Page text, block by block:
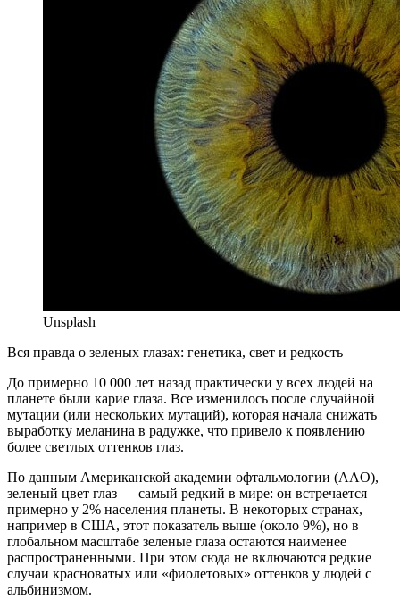
Unsplash
Вся правда о зеленых глазах: генетика, свет и редкость
До примерно 10 000 лет назад практически у всех людей на
планете были карие глаза. Все изменилось после случайной
мутации (или нескольких мутаций), которая начала снижать
выработку меланина в радужке, что привело к появлению
более светлых оттенков глаз.
По данным Американской академии офтальмологии (AAO),
зеленый цвет глаз — самый редкий в мире: он встречается
примерно у 2% населения планеты. В некоторых странах,
например в США, этот показатель выше (около 9%), но в
глобальном масштабе зеленые глаза остаются наименее
распространенными. При этом сюда не включаются редкие
случаи красноватых или «фиолетовых» оттенков у людей с
альбинизмом.